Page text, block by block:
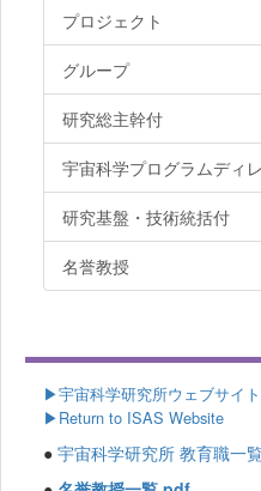
プロジェクト
グループ
研究総主幹付
宇宙科学プログラムディ
研究基盤・技術統括付
名誉教授
▶宇宙科学研究所ウェブサイ
▶Return to ISAS Website
● 宇宙科学研究所 教育職一